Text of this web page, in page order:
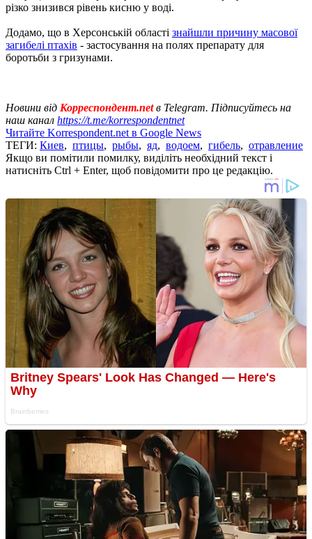
різко знизився рівень кисню у воді.
Додамо, що в Херсонській області знайшли причину масової
загибелі птахів - застосування на полях препарату для
боротьби з гризунами.
Новини від Корреспондент.netв Telegram. Підписуйтесь на
наш канал https://t.me/korrespondentnet
Читайте Korrespondent.net в Google News
ТЕГИ: Киев, птицы, рыбы, яд, водоем, гибель, отравление
Якщо ви помітили помилку, виділіть необхідний текст і
натисніть Ctrl + Enter, щоб повідомити про це редакцію.